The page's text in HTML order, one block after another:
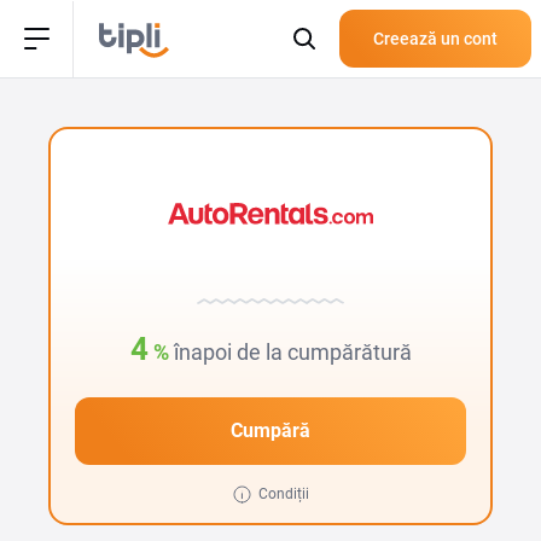
Creează un cont
4 %înapoi de la cumpărătură
Cumpără
Condiții